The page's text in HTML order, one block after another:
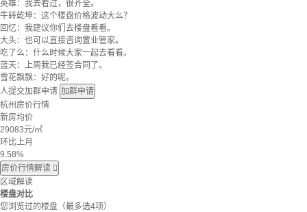
英雄：我去看过，很齐全。
牛转乾坤：这个楼盘价格波动大么？
回忆：我建议你们去楼盘看看。
大头：也可以直接咨询置业管家。
吃了么：什么时候大家一起去看看。
蓝天：上周我已经签合同了。
雪花飘飘：好的呢。
人提交加群申请 加群申请
杭州房价行情
新房均价
29083元/㎡
环比上月
9.58%
房价行情解读 
区域解读
楼盘对比
您浏览过的楼盘 （最多选4项）